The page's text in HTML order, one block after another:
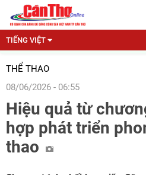
TIẾNG VIỆT
THỂ THAO
08/06/2026 - 06:55
Hiệu quả từ
hợp phát triển
thao